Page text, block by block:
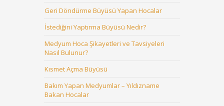
Geri Döndürme Büyüsü Yapan Hocalar
İstediğini Yaptırma Büyüsü Nedir?
Medyum Hoca Şikayetleri ve Tavsiyeleri
Nasıl Bulunur?
Kısmet Açma Büyüsü
Bakım Yapan Medyumlar – Yıldızname
Bakan Hocalar